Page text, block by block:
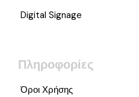
Digital Signage
Πληροφορίες
Όροι Χρήσης